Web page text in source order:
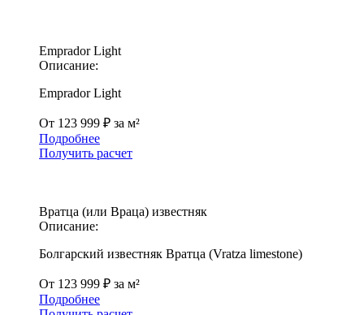
Emprador Light
Описание:
Emprador Light
От 123 999 ₽ за м²
Подробнее
Получить расчет
Вратца (или Враца) известняк
Описание:
Болгарский известняк Вратца (Vratza limestone)
От 123 999 ₽ за м²
Подробнее